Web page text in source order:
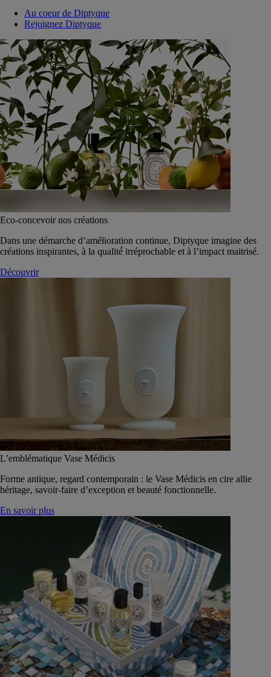
Au coeur de Diptyque
Rejoignez Diptyque
Eco-concevoir nos créations
Dans une démarche d’amélioration continue, Diptyque imagine des
créations inspirantes, à la qualité́ irréprochable et à l’impact maitrisé.
Découvrir
L’emblématique Vase Médicis
Forme antique, regard contemporain : le Vase Médicis en cire allie
héritage, savoir-faire d’exception et beauté fonctionnelle.
En savoir plus